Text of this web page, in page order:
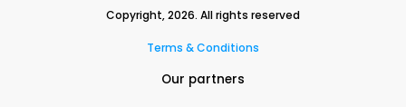
Copyright,2026. All rights reserved
Terms & Conditions
Our partners